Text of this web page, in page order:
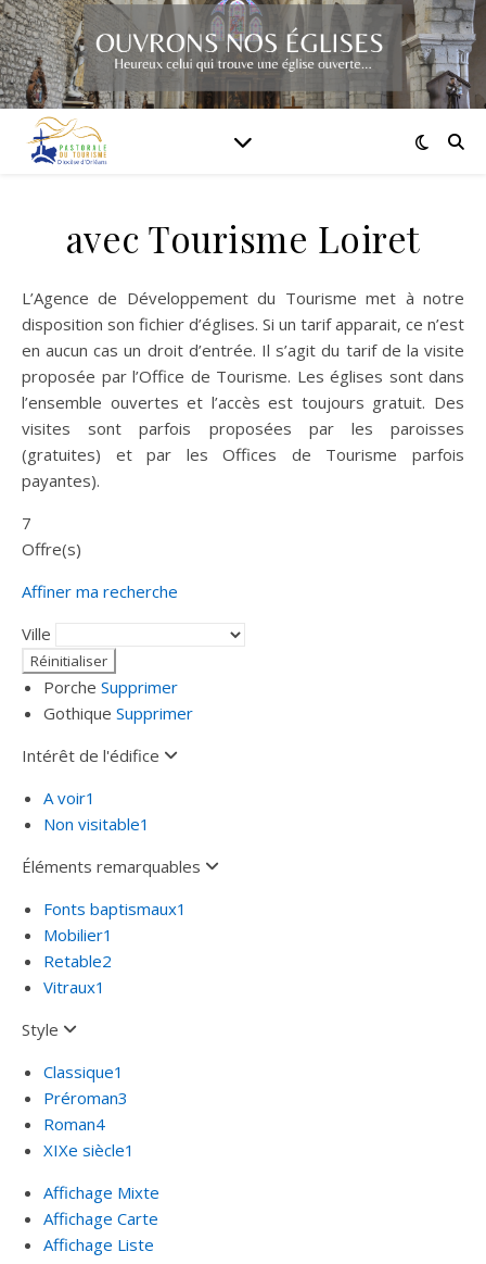
avec Tourisme Loiret
L’Agence de Développement du Tourisme met à notre
disposition son fichier d’églises. Si un tarif apparait, ce n’est
en aucun cas un droit d’entrée. Il s’agit du tarif de la visite
proposée par l’Office de Tourisme. Les églises sont dans
l’ensemble ouvertes et l’accès est toujours gratuit. Des
visites sont parfois proposées par les paroisses
(gratuites) et par les Offices de Tourisme parfois
payantes).
7
Offre(s)
Affiner ma recherche
Ville
Porche Supprimer
Gothique Supprimer
Intérêt de l'édifice
A voir1
Non visitable1
Éléments remarquables
Fonts baptismaux1
Mobilier1
Retable2
Vitraux1
Style
Classique1
Préroman3
Roman4
XIXe siècle1
Affichage Mixte
Affichage Carte
Affichage Liste